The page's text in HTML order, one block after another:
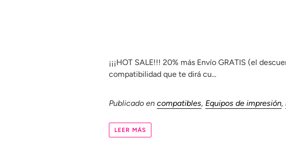
¡¡¡HOT SALE!!! 20% más Envío GRATIS (el
compatibilidad que te dirá cu...
Publicado encompatibles, Equipos de impresión,
LEER MÁS